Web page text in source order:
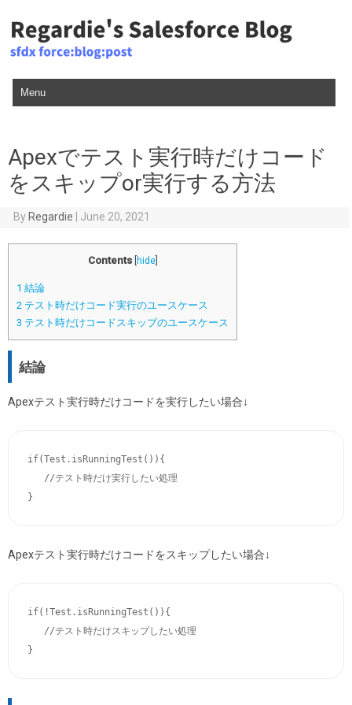
Skip to content
Apexでテスト実行時だけコード
をスキップor実行する方法
ByRegardie | June 20, 2021
Contents hide]
1 結論
2 テスト時だけコード実行のユースケース
3 テスト時だけコードスキップのユースケース
結論
Apexテスト実行時だけコードを実行したい場合↓
if(Test.isRunningTest()){
}
Apexテスト実行時だけコードをスキップしたい場合↓
if(!Test.isRunningTest()){
}